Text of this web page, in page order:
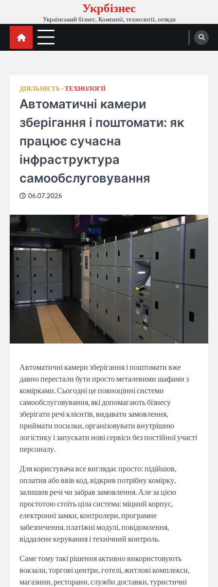
вмісту
Укрбізнес
Український бізнес. Компанії, технології, огляди
ДІЯЛЬНІСТЬ ТЕХНОЛОГІЇ
Автоматичні камери
зберігання і поштомати: як
працює сучасна
інфраструктура
самообслуговування
06.07.2026
Автоматичні камери зберігання і поштомати вже
давно перестали бути просто металевими шафами з
комірками. Сьогодні це повноцінні системи
самообслуговування, які допомагають бізнесу
зберігати речі клієнтів, видавати замовлення,
приймати посилки, організовувати внутрішню
логістику і запускати нові сервіси без постійної участі
персоналу.
Для користувача все виглядає просто: підійшов,
оплатив або ввів код, відкрив потрібну комірку,
залишив речі чи забрав замовлення. Але за цією
простотою стоїть ціла система: міцний корпус,
електронні замки, контролери, програмне
забезпечення, платіжні модулі, повідомлення,
віддалене керування і технічний контроль.
Саме тому такі рішення активно використовують
вокзали, торгові центри, готелі, житлові комплекси,
магазини, ресторани, служби доставки, туристичні